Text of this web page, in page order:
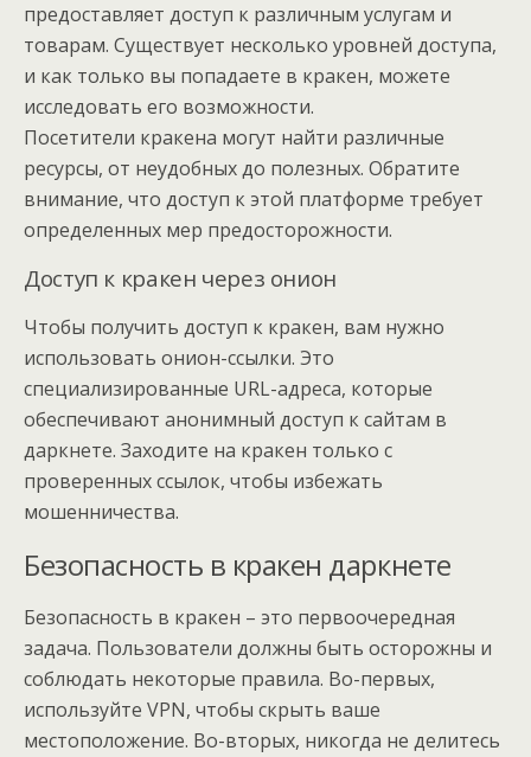
предоставляет доступ к различным услугам и
товарам. Существует несколько уровней доступа,
и как только вы попадаете в кракен, можете
исследовать его возможности.
Посетители кракена могут найти различные
ресурсы, от неудобных до полезных. Обратите
внимание, что доступ к этой платформе требует
определенных мер предосторожности.
Доступ к кракен через онион
Чтобы получить доступ к кракен, вам нужно
использовать онион-ссылки. Это
специализированные URL-адреса, которые
обеспечивают анонимный доступ к сайтам в
даркнете. Заходите на кракен только с
проверенных ссылок, чтобы избежать
мошенничества.
Безопасность в кракен даркнете
Безопасность в кракен – это первоочередная
задача. Пользователи должны быть осторожны и
соблюдать некоторые правила. Во-первых,
используйте VPN, чтобы скрыть ваше
местоположение. Во-вторых, никогда не делитесь